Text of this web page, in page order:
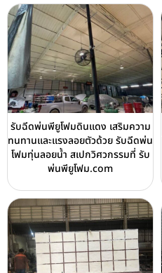
รับฉีดพ่นพียูโฟมดินแดง เสริมความ
ทนทานและแรงลอยตัวด้วย รับฉีดพ่น
โฟมทุ่นลอยน้ำ สเปกวิศวกรรมที่ รับ
พ่นพียูโฟม.com